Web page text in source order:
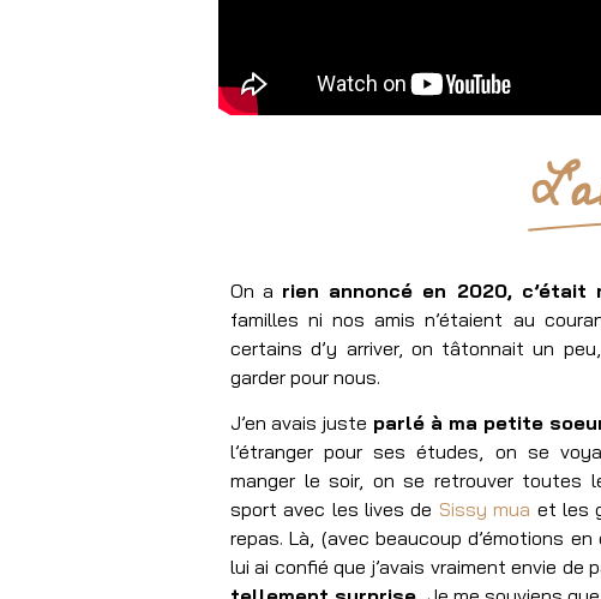
On a rien annoncé en 2020, c’était
familles ni nos amis n’étaient au
certains d’y arriver, on tâtonnait un
garder pour nous.
J’en avais juste parlé à ma petite
l’étranger pour ses études, on se
manger le soir, on se retrouver toutes
sport avec les lives de Sissy mua et les
repas. Là, (avec beaucoup d’émotions
lui ai confié que j’avais vraiment envie de